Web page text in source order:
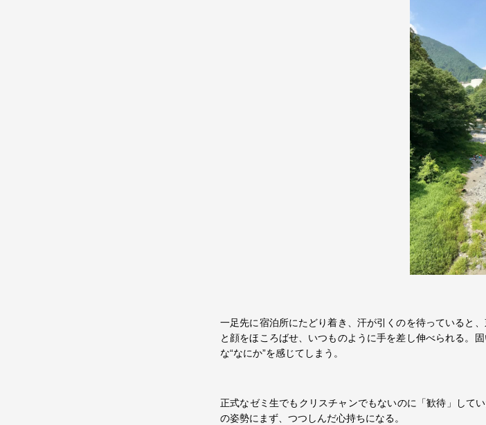
一足先に宿泊所にたどり着き、汗が引くのを待っていると
と顔をほころばせ、いつものように手を差し伸べられる。
な“なにか”を感じてしまう。
正式なゼミ生でもクリスチャンでもないのに「歓待」して
の姿勢にまず、つつしんだ心持ちになる。